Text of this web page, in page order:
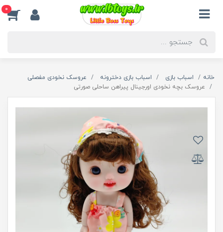
0
خانه اسباب بازی اسباب بازی دخترونه
عروسک نخودی مفصلی
عروسک بچه نخودی اورجینال پیراهن ساحلی صورتی